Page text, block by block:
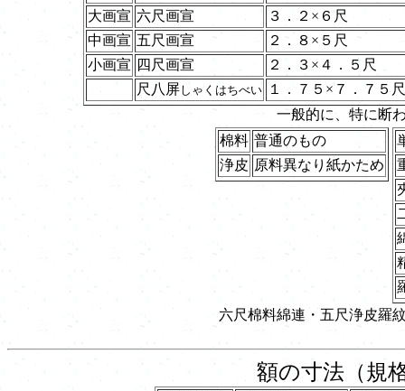
大画宣 六尺画宣
３．２×６尺
中画宣 五尺画宣
２．８×５尺
小画宣 四尺画宣
２．３×４．５尺
尺八屏しゃくはちべい
１．７５×７．７５尺
一般的に、特に断
棉料 普通のもの
浄皮 原料異なり紙かため
六尺棉料綿連・五尺浄皮羅
額の寸法（規